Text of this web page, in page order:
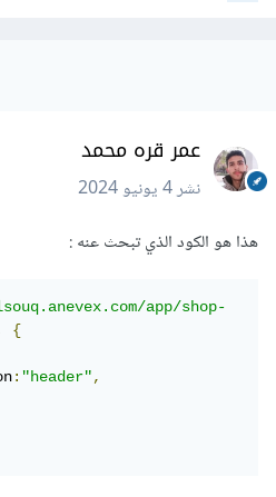
عمر قره محمد
نشر4 يونيو 2024
هذا هو الكود الذي تبحث عنه
app/shop-
{
:"header",